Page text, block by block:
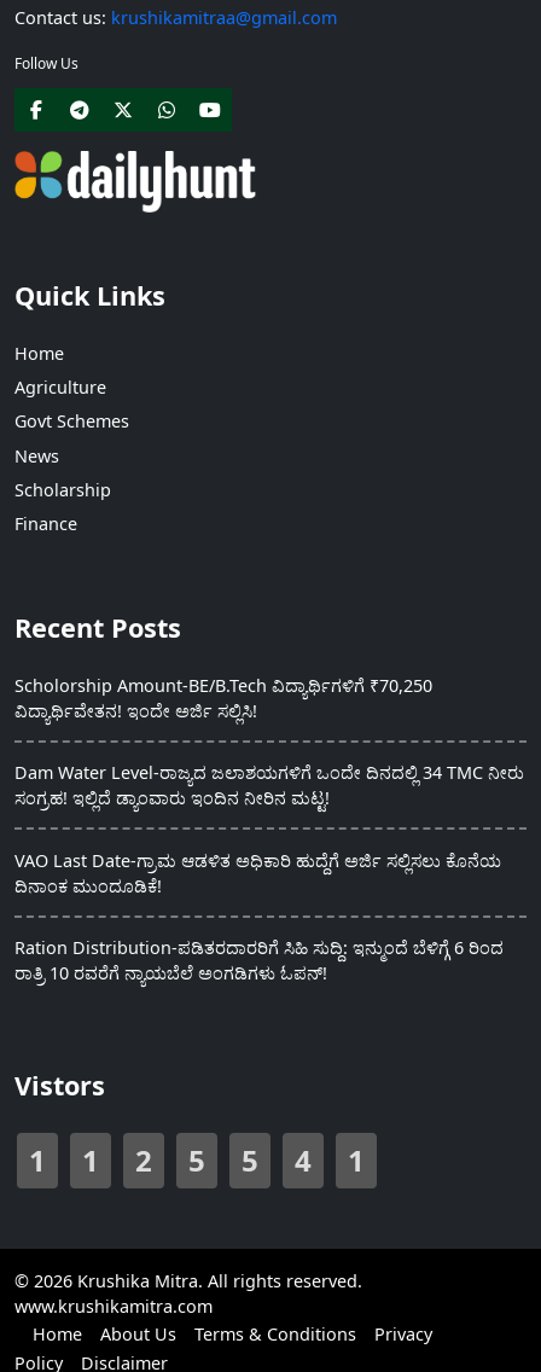
Contact us: krushikamitraa@gmail.com
Follow Us
Quick Links
Home
Agriculture
Govt Schemes
News
Scholarship
Finance
Recent Posts
Scholorship Amount-BE/B.Tech ವಿದ್ಯಾರ್ಥಿಗಳಿಗೆ ₹70,250
ವಿದ್ಯಾರ್ಥಿವೇತನ! ಇಂದೇ ಅರ್ಜಿ ಸಲ್ಲಿಸಿ!
Dam Water Level-ರಾಜ್ಯದ ಜಲಾಶಯಗಳಿಗೆ ಒಂದೇ ದಿನದಲ್ಲಿ 34 TMC ನೀರು
ಸಂಗ್ರಹ! ಇಲ್ಲಿದೆ ಡ್ಯಾಂವಾರು ಇಂದಿನ ನೀರಿನ ಮಟ್ಟ!
VAO Last Date-ಗ್ರಾಮ ಆಡಳಿತ ಅಧಿಕಾರಿ ಹುದ್ದೆಗೆ ಅರ್ಜಿ ಸಲ್ಲಿಸಲು ಕೊನೆಯ
ದಿನಾಂಕ ಮುಂದೂಡಿಕೆ!
Ration Distribution-ಪಡಿತರದಾರರಿಗೆ ಸಿಹಿ ಸುದ್ದಿ: ಇನ್ಮುಂದೆ ಬೆಳಿಗ್ಗೆ 6 ರಿಂದ
ರಾತ್ರಿ 10 ರವರೆಗೆ ನ್ಯಾಯಬೆಲೆ ಅಂಗಡಿಗಳು ಓಪನ್!
Vistors
1 1 2 5 5 4 1
© 2026 Krushika Mitra. All rights reserved.
www.krushikamitra.com
Home
About Us Terms & Conditions
Privacy
Policy
Disclaimer